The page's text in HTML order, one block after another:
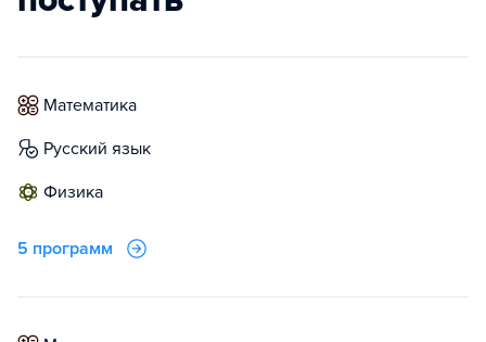
математика
русский язык
физика
5 программ